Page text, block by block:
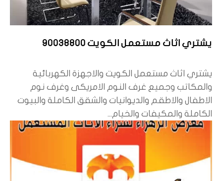
يشتري اثاث مستعمل الكويت 90038800
يشتري اثاث مستعمل الكويت والاجهزة الكهربائية
والمكاتب وجميع غرف النوم الامريكى وغرف نوم
الاطفال والاطقم والديوانيات والشقق الكاملة والبيوت
الكاملة والمكيفات والخيام...